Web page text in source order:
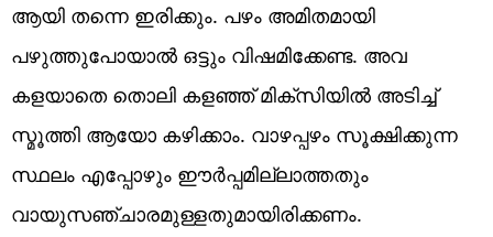
ആയി തന്നെ ഇരിക്കും. പഴം അമിതമായി
പഴുത്തുപോയാൽ ഒട്ടും വിഷമിക്കേണ്ട. അവ
കളയാതെ തൊലി കളഞ്ഞ് മിക്സിയിൽ അടിച്ച്
സ്മൂത്തി ആയോ കഴിക്കാം. വാഴപ്പഴം സൂക്ഷിക്കുന്ന
സ്ഥലം എപ്പോഴും ഈർപ്പമില്ലാത്തതും
വായുസഞ്ചാരമുള്ളതുമായിരിക്കണം.